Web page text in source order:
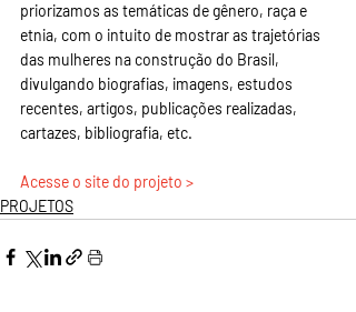
priorizamos as temáticas de gênero, raça e
etnia, com o intuito de mostrar as trajetórias
das mulheres na construção do Brasil,
divulgando biografias, imagens, estudos
recentes, artigos, publicações realizadas,
cartazes, bibliografia, etc.
Acesse o site do projeto >
PROJETOS